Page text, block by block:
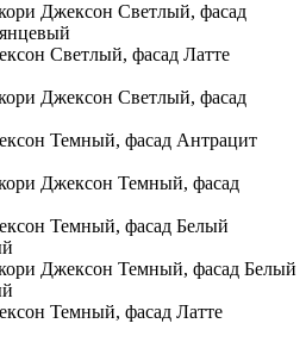
Джексон Светлый, фасад
Джексон Светлый, фасад
Джексон Темный, фасад
Джексон Темный, фасад Белый